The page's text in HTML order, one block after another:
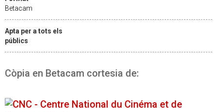
Betacam
Apta per a tots els
públics
Còpia en Betacam cortesia de: